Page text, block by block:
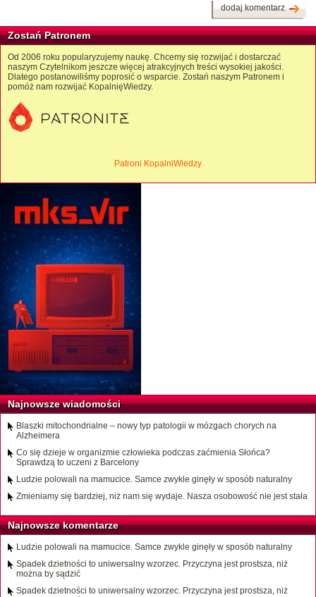
dodaj komentarz
Zostań Patronem
Od 2006 roku popularyzujemy naukę. Chcemy się rozwijać i dostarczać
naszym Czytelnikom jeszcze więcej atrakcyjnych treści wysokiej jakości.
Dlatego postanowiliśmy poprosić o wsparcie. Zostań naszym Patronem i
pomóż nam rozwijać KopalnięWiedzy.
Patroni KopalniWiedzy
Najnowsze wiadomości
Blaszki mitochondrialne – nowy typ patologii w mózgach chorych na
Alzheimera
Co się dzieje w organizmie człowieka podczas zaćmienia Słońca?
Sprawdzą to uczeni z Barcelony
Ludzie polowali na mamucice. Samce zwykle ginęły w sposób naturalny
Zmieniamy się bardziej, niż nam się wydaje. Nasza osobowość nie jest stała
Najnowsze komentarze
Ludzie polowali na mamucice. Samce zwykle ginęły w sposób naturalny
Spadek dzietności to uniwersalny wzorzec. Przyczyna jest prostsza, niż
można by sądzić
Spadek dzietności to uniwersalny wzorzec. Przyczyna jest prostsza, niż